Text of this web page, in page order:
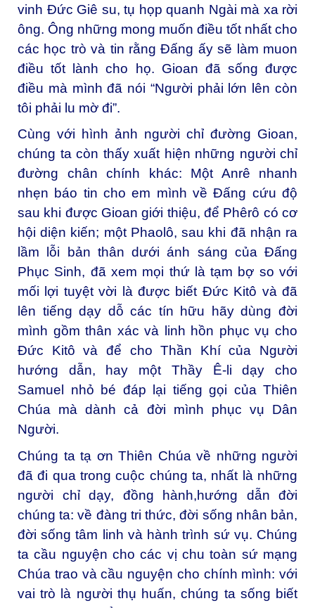
vinh Đức Giê su, tụ họp quanh Ngài mà xa rời
ông. Ông những mong muốn điều tốt nhất cho
các học trò và tin rằng Đấng ấy sẽ làm muon
điều tốt lành cho họ. Gioan đã sống được
điều mà mình đã nói “Người phải lớn lên còn
tôi phải lu mờ đi”.
Cùng với hình ảnh người chỉ đường Gioan,
chúng ta còn thấy xuất hiện những người chỉ
đường chân chính khác: Một Anrê nhanh
nhẹn báo tin cho em mình về Đấng cứu độ
sau khi được Gioan giới thiệu, để Phêrô có cơ
hội diện kiến; một Phaolô, sau khi đã nhận ra
lầm lỗi bản thân dưới ánh sáng của Đấng
Phục Sinh, đã xem mọi thứ là tạm bợ so với
mối lợi tuyệt vời là được biết Đức Kitô và đã
lên tiếng dạy dỗ các tín hữu hãy dùng đời
mình gồm thân xác và linh hồn phục vụ cho
Đức Kitô và để cho Thần Khí của Người
hướng dẫn, hay một Thầy Ê-li dạy cho
Samuel nhỏ bé đáp lại tiếng gọi của Thiên
Chúa mà dành cả đời mình phục vụ Dân
Người.
Chúng ta tạ ơn Thiên Chúa về những người
đã đi qua trong cuộc chúng ta, nhất là những
người chỉ dạy, đồng hành,hướng dẫn đời
chúng ta: về đàng tri thức, đời sống nhân bản,
đời sống tâm linh và hành trình sứ vụ. Chúng
ta cầu nguyện cho các vị chu toàn sứ mạng
Chúa trao và cầu nguyện cho chính mình: với
vai trò là người thụ huấn, chúng ta sống biết